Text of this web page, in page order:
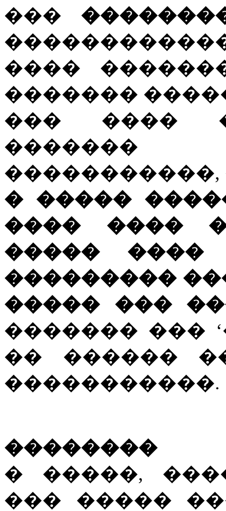
���
����
�������
��� ����
�����������,
� �����
���� ����
����� ����
���������
����� ���
������� ���
�� ������
�����������.
��������
� �����,
��� �����